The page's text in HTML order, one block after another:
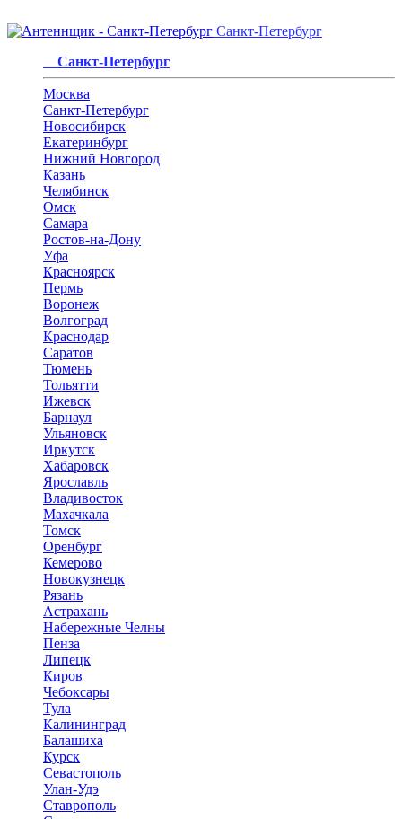
Санкт-Петербург
Санкт-Петербург
Москва
Санкт-Петербург
Новосибирск
Екатеринбург
Нижний Новгород
Казань
Челябинск
Омск
Самара
Ростов-на-Дону
Уфа
Красноярск
Пермь
Воронеж
Волгоград
Краснодар
Саратов
Тюмень
Тольятти
Ижевск
Барнаул
Ульяновск
Иркутск
Хабаровск
Ярославль
Владивосток
Махачкала
Томск
Оренбург
Кемерово
Новокузнецк
Рязань
Астрахань
Набережные Челны
Пенза
Липецк
Киров
Чебоксары
Тула
Калининград
Балашиха
Курск
Севастополь
Улан-Удэ
Ставрополь